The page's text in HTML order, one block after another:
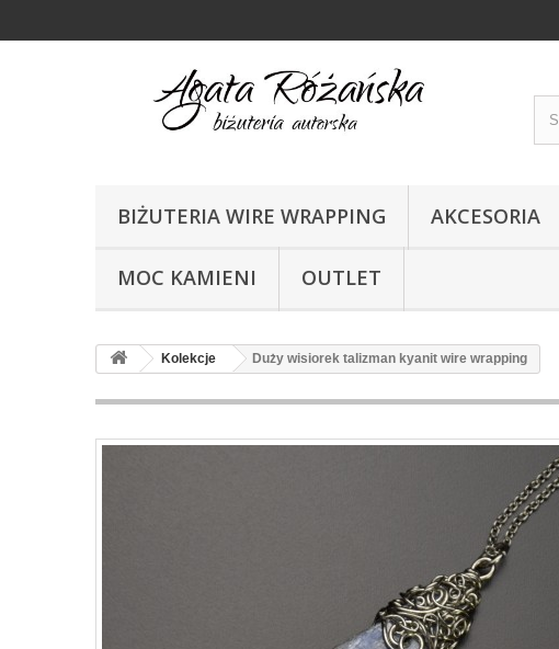
BIŻUTERIA WIRE WRAPPING AKCESORIA
MOC KAMIENI OUTLET
Kolekcje Duży wisiorek talizman kyanit wire wrapping